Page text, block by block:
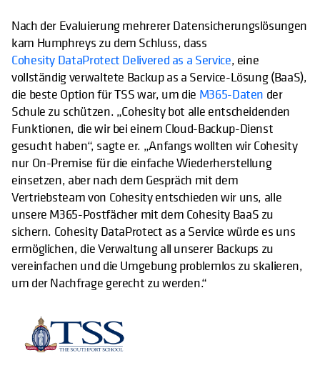
Nach der Evaluierung mehrerer Datensicherungslösungen
kam Humphreys zu dem Schluss, dass
Cohesity DataProtect Delivered as a Service, eine
vollständig verwaltete Backup as a Service-Lösung (BaaS),
die beste Option für TSS war, um die M365-Daten der
Schule zu schützen. „Cohesity bot alle entscheidenden
Funktionen, die wir bei einem Cloud-Backup-Dienst
gesucht haben“, sagte er. „Anfangs wollten wir Cohesity
nur On-Premise für die einfache Wiederherstellung
einsetzen, aber nach dem Gespräch mit dem
Vertriebsteam von Cohesity entschieden wir uns, alle
unsere M365-Postfächer mit dem Cohesity BaaS zu
sichern. Cohesity DataProtect as a Service würde es uns
ermöglichen, die Verwaltung all unserer Backups zu
vereinfachen und die Umgebung problemlos zu skalieren,
um der Nachfrage gerecht zu werden.“